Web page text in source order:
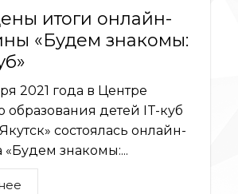
итоги онлайн-
«Будем знакомы:
2021 года в Центре
образования детей IT-куб
состоялась онлайн-
«Будем знакомы:...